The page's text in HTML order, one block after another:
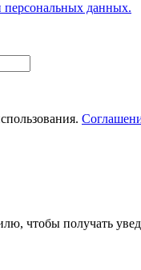
персональных данных.
чтобы получать